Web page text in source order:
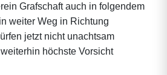
Grafschaft auch in folgendem
weiter Weg in Richtung
jetzt nicht unachtsam
höchste Vorsicht